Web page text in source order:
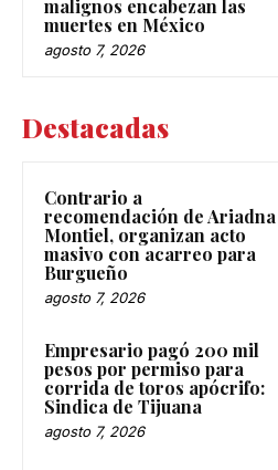
malignos encabezan las
muertes en México
agosto 7, 2026
Destacadas
Contrario a
recomendación de Ariadna
Montiel, organizan acto
masivo con acarreo para
Burgueño
agosto 7, 2026
Empresario pagó 200 mil
pesos por permiso para
corrida de toros apócrifo:
Sindica de Tijuana
agosto 7, 2026